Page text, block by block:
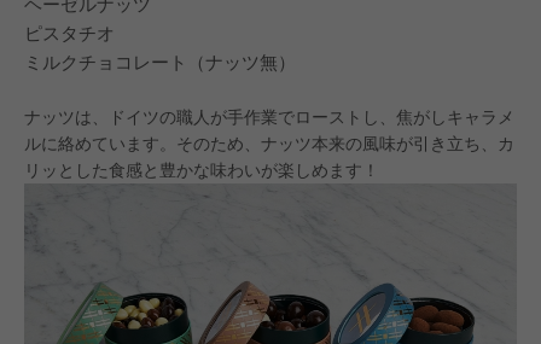
ピスタチオ
ミルクチョコレート（ナッツ無）
ナッツは、ドイツの職人が手作業でローストし、焦がしキャラメ
ルに絡めています。そのため、ナッツ本来の風味が引き立ち、カ
リッとした食感と豊かな味わいが楽しめます！